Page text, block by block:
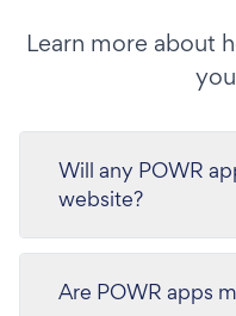
Learn more about
Will any POWR
website?
Are POWR apps